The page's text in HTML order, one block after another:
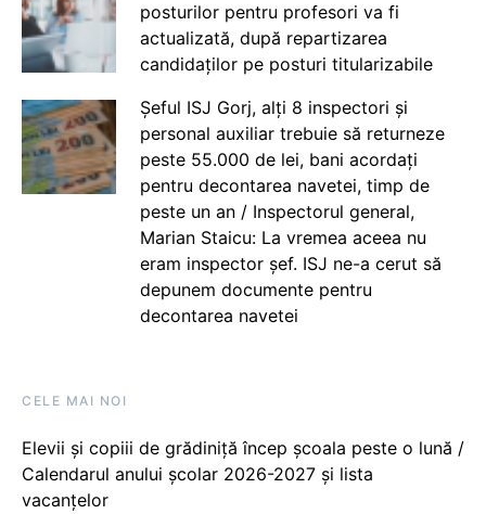
posturilor pentru profesori va fi
actualizată, după repartizarea
candidaților pe posturi titularizabile
Șeful ISJ Gorj, alți 8 inspectori și
personal auxiliar trebuie să returneze
peste 55.000 de lei, bani acordați
pentru decontarea navetei, timp de
peste un an / Inspectorul general,
Marian Staicu: La vremea aceea nu
eram inspector șef. ISJ ne-a cerut să
depunem documente pentru
decontarea navetei
CELE MAI NOI
Elevii și copiii de grădiniță încep școala peste o lună /
Calendarul anului școlar 2026-2027 și lista
vacanțelor